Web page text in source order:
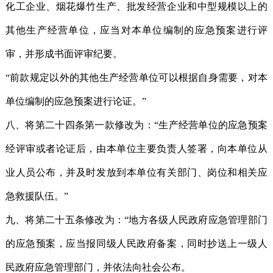
化工企业、烟花爆竹生产、批发经营企业和中型规模以上的
其他生产经营单位，应当对本单位编制的应急预案进行评
审，并形成书面评审纪要。
“前款规定以外的其他生产经营单位可以根据自身需要，对本
单位编制的应急预案进行论证。”
八、将第二十四条第一款修改为：“生产经营单位的应急预案
经评审或者论证后，由本单位主要负责人签署，向本单位从
业人员公布，并及时发放到本单位有关部门、岗位和相关应
急救援队伍。”
九、将第二十五条修改为：“地方各级人民政府应急管理部门
的应急预案，应当报同级人民政府备案，同时抄送上一级人
民政府应急管理部门，并依法向社会公布。